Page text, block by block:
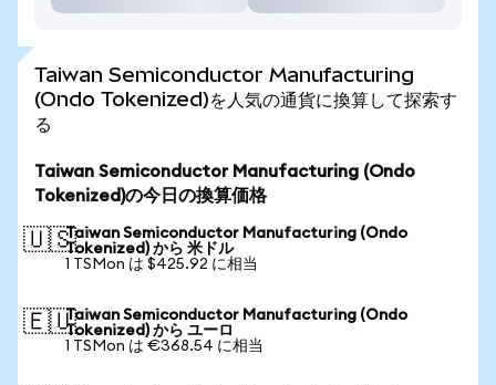
Taiwan Semiconductor Manufacturing
(Ondo Tokenized)を人気の通貨に換算して探索す
る
Taiwan Semiconductor Manufacturing (Ondo
Tokenized)の今日の換算価格
🇺🇸Taiwan Semiconductor Manufacturing (Ondo
Tokenized) から 米ドル
1 TSMon は $425.92 に相当
🇪🇺Taiwan Semiconductor Manufacturing (Ondo
Tokenized) から ユーロ
1 TSMon は €368.54 に相当